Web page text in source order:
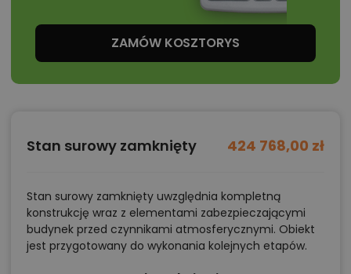
ZAMÓW KOSZTORYS
Stan surowy zamknięty 424 768,00 zł
Stan surowy zamknięty uwzględnia kompletną
konstrukcję wraz z elementami zabezpieczającymi
budynek przed czynnikami atmosferycznymi. Obiekt
jest przygotowany do wykonania kolejnych etapów.